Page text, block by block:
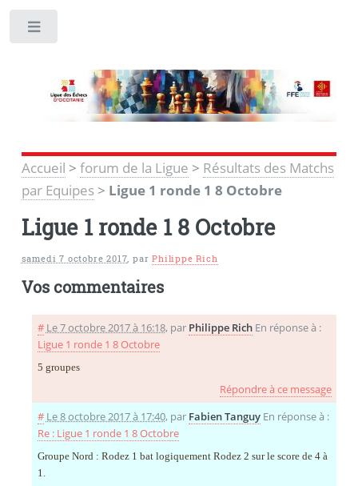
Accueil > forum de la Ligue > Résultats des Matchs
par Equipes> Ligue 1 ronde 1 8 Octobre
Ligue 1 ronde 1 8 Octobre
samedi 7 octobre 2017,parPhilippe Rich
Vos commentaires
# Le 7 octobre 2017 à 16:18, par Philippe Rich En réponse à :
Ligue 1 ronde 1 8 Octobre
5 groupes
Répondre à ce message
# Le 8 octobre 2017 à 17:40, par Fabien Tanguy En réponse à :
Re : Ligue 1 ronde 1 8 Octobre
Groupe Nord : Rodez 1 bat logiquement Rodez 2 sur le score de 4 à
1.